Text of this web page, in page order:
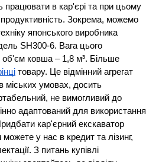
працювати в кар'єрі та при цьому
Зокрема, можемо
японського виробника
SH300-6. Вага цього
об'єм ковша – 1,8 м³. Більше
товару. Це відмінний агрегат
міських умовах, досить
не вимогливий до
адаптований для використання
кар'єрний екскаватор
у нас в кредит та лізинг,
З питань купівлі